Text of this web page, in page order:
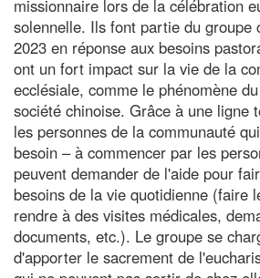
missionnaire lors de la célébration
solennelle. Ils font partie du groupe
2023 en réponse aux besoins
ont un fort impact sur la vie de la
ecclésiale, comme le phénomène
société chinoise. Grâce à une ligne
les personnes de la communauté
besoin – à commencer par les
peuvent demander de l'aide pour
besoins de la vie quotidienne (faire
rendre à des visites médicales,
documents, etc.). Le groupe se
d'apporter le sacrement de